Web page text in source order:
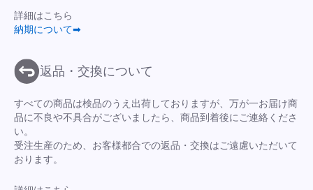
詳細はこちら
納期について➡
返品・交換について
すべての商品は検品のうえ出荷しておりますが、万が一お届け商
品に不良や不具合がございましたら、商品到着後にご連絡くださ
い。
受注生産のため、お客様都合での返品・交換はご遠慮いただいて
おります。